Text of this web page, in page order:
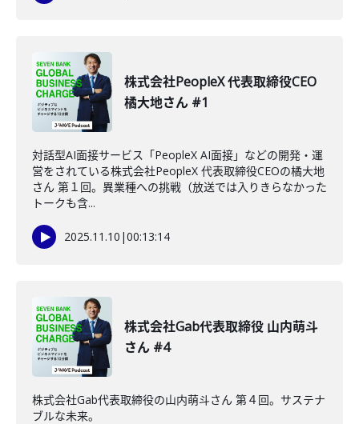
株式会社PeopleX 代表取締役CEO
橘大地さん #1
対話型AI面接サービス「PeopleX AI面接」などの開発・運
営をされている株式会社PeopleX 代表取締役CEOの橘大地
さん 第１回。異業種への挑戦（放送では入りきらなかった
トークも含...
2025.11.10 |00:13:14
株式会社Gab代表取締役 山内萌斗
さん #4
株式会社Gab代表取締役の山内萌斗さん 第４回。サステナ
ブルな未来。